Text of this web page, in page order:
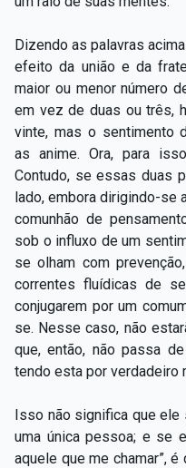
Dizendo as palavras
efeito da união e da
maior ou menor número
em vez de duas ou três,
vinte, mas o sentimento
as anime. Ora, para
Contudo, se essas duas
lado, embora dirigindo-se
comunhão de
sob o influxo de um
se olham com
correntes fluídicas de
conjugarem por um
se. Nesse caso, não
que, então, não passa
tendo esta por verdadeiro
Isso não significa que ele
uma única pessoa; e se
aquele que me chamar”,